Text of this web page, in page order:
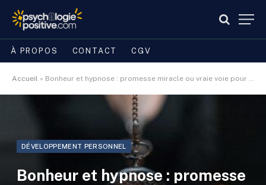
À PROPOS CONTACT CGV
Accueil » Bonheur et hypnose : promesse miracle ou vraie voie pour aller mieux ?
DÉVELOPPEMENT PERSONNEL
Bonheur et hypnose : promesse